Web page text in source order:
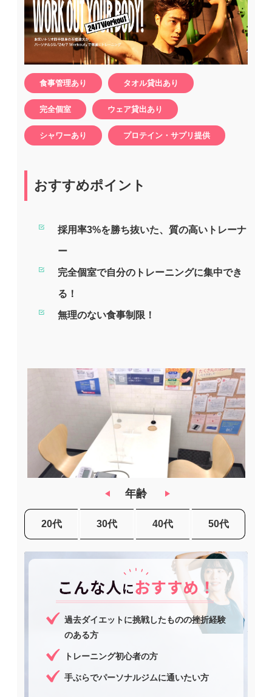
食事管理あり タオル貸出あり
完全個室 ウェア貸出あり
シャワーあり プロテイン・サプリ提供
おすすめポイント
採用率3%を勝ち抜いた、質の高いトレーナ
ー
完全個室で自分のトレーニングに集中でき
る！
無理のない食事制限！
年齢
20代 30代 40代 50代
過去ダイエットに挑戦したものの挫折経験
のある方
トレーニング初心者の方
手ぶらでパーソナルジムに通いたい方